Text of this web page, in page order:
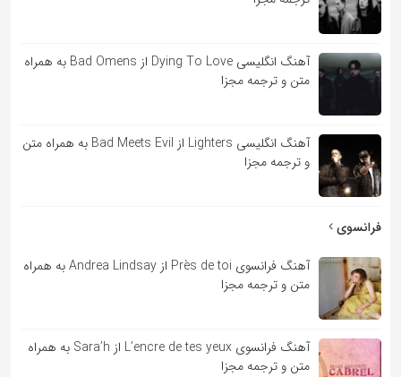
آهنگ انگلیسی Dying To Love از Bad Omens به همراه
متن و ترجمه مجزا
آهنگ انگلیسی Lighters از Bad Meets Evil به همراه متن
و ترجمه مجزا
فرانسوی
آهنگ فرانسوی Près de toi از Andrea Lindsay به همراه
متن و ترجمه مجزا
آهنگ فرانسوی L’encre de tes yeux از Sara’h به همراه
متن و ترجمه مجزا